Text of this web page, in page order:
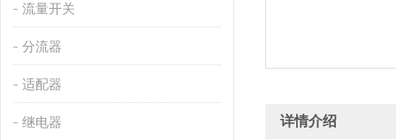
流量开关
分流器
适配器
继电器 详情介绍